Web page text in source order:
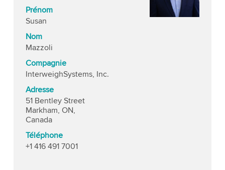
Prénom
Susan
Nom
Mazzoli
Compagnie
InterweighSystems, Inc.
Adresse
51 Bentley Street
Markham, ON,
Canada
Téléphone
+1 416 491 7001